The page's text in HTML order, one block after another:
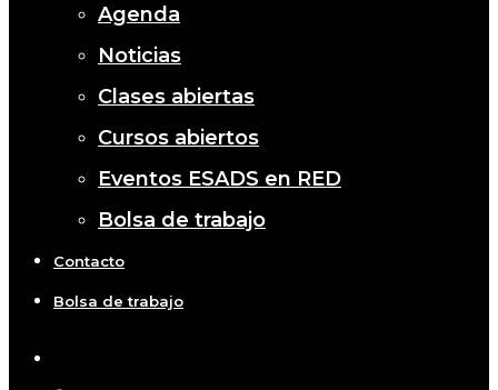
Agenda
Noticias
Clases abiertas
Cursos abiertos
Eventos ESADS en RED
Bolsa de trabajo
Contacto
Bolsa de trabajo